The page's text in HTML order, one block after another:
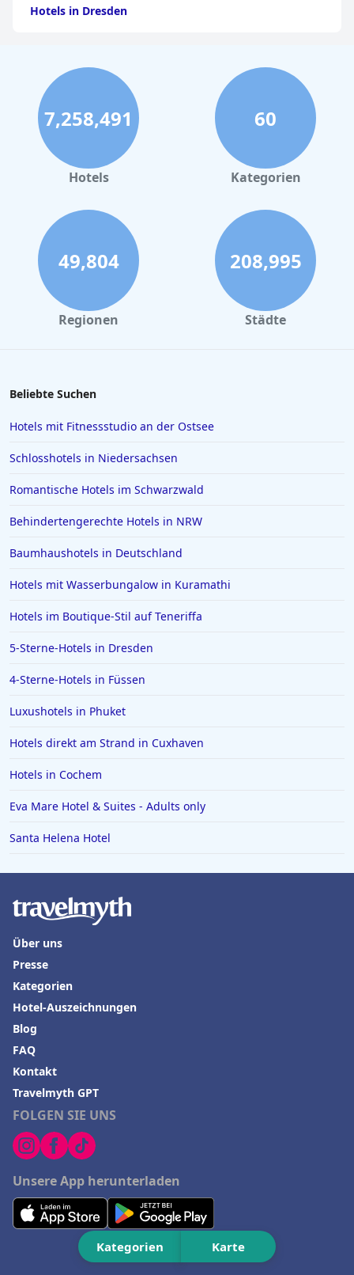
Hotels in Dresden
Hotels in Stuttgart
Hotels in Leipzig
Hotels in Bamberg
Hotels in Nürnberg
Hotels in Büsum
Hotels in Tannheim
Hotels in Bozen
Hotels in Salzburg
Hotels in Erfurt
Hotels in Kiel
Hotels in Lissabon
Hotels in Madrid
Hotels in Wyk auf Föhr
Hotels in Bad Bramstedt
Hotels in Iserlohn
Hotels in Norden
Kategorien Karte
7,258,491
Hotels
60
Kategorien
49,804
Regionen
208,995
Städte
Beliebte Suchen
Hotels mit Fitnessstudio an der Ostsee
Schlosshotels in Niedersachsen
Romantische Hotels im Schwarzwald
Behindertengerechte Hotels in NRW
Baumhaushotels in Deutschland
Hotels mit Wasserbungalow in Kuramathi
Hotels im Boutique-Stil auf Teneriffa
5-Sterne-Hotels in Dresden
4-Sterne-Hotels in Füssen
Luxushotels in Phuket
Hotels direkt am Strand in Cuxhaven
Hotels in Cochem
Eva Mare Hotel & Suites - Adults only
Santa Helena Hotel
FOLGEN SIE UNS
Unsere App herunterladen
Über uns
Presse
Kategorien
Hotel-Auszeichnungen
Blog
FAQ
Kontakt
Travelmyth GPT